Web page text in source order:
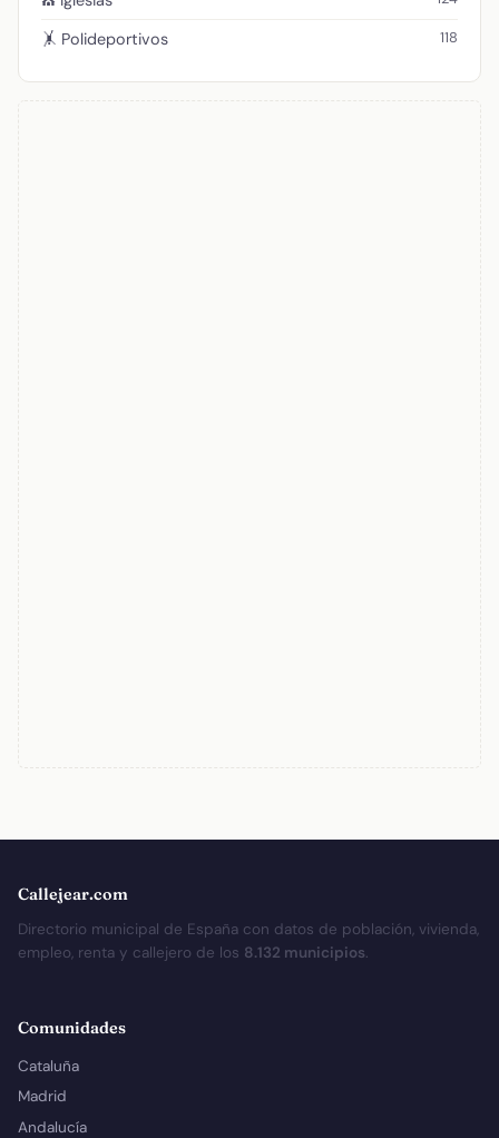
🤸 Polideportivos 118
Callejear.com
Directorio municipal de España con datos de población, vivienda,
empleo, renta y callejero de los 8.132 municipios.
Comunidades
Cataluña
Madrid
Andalucía